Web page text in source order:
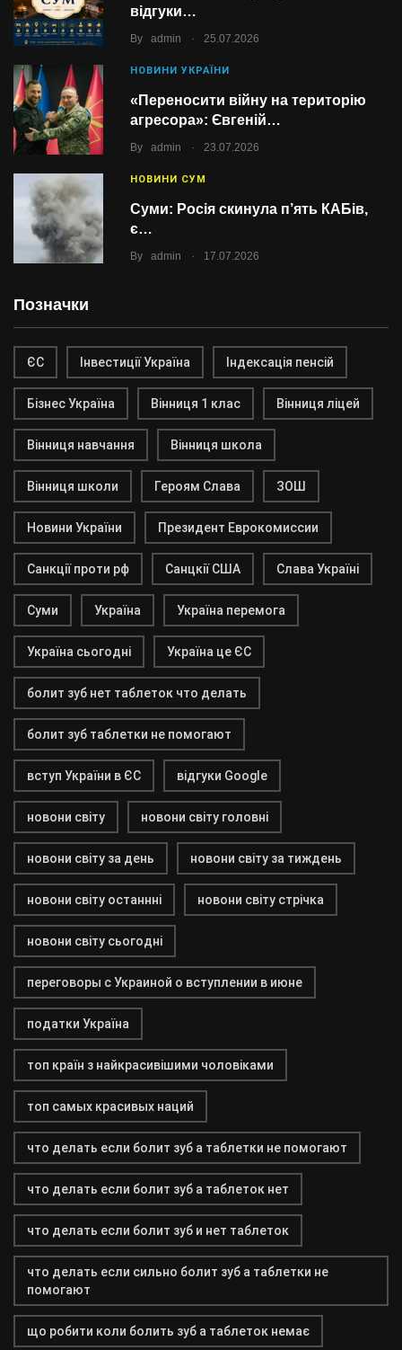
відгуки…
By admin . 25.07.2026
НОВИНИ УКРАЇНИ
«Переносити війну на територію
агресора»: Євгеній…
By admin . 23.07.2026
НОВИНИ СУМ
Суми: Росія скинула п’ять КАБів,
є…
By admin . 17.07.2026
Позначки
ЄС Інвестиції Україна Індексація пенсій
Бізнес Україна Вінниця 1 клас Вінниця ліцей
Вінниця навчання Вінниця школа
Вінниця школи Героям Слава ЗОШ
Новини України Президент Еврокомиссии
Санкції проти рф Санцкії США Слава Україні
Суми Україна Україна перемога
Україна сьогодні Україна це ЄС
болит зуб нет таблеток что делать
болит зуб таблетки не помогают
вступ України в ЄС відгуки Google
новони світу новони світу головні
новони світу за день новони світу за тиждень
новони світу останнні новони світу стрічка
новони світу сьогодні
переговоры с Украиной о вступлении в июне
податки Україна
топ країн з найкрасивішими чоловіками
топ самых красивых наций
что делать если болит зуб а таблетки не помогают
что делать если болит зуб а таблеток нет
что делать если болит зуб и нет таблеток
что делать если сильно болит зуб а таблетки не
помогают
що робити коли болить зуб а таблеток немає